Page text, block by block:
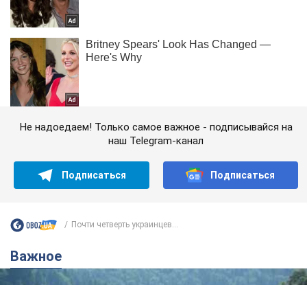
Не надоедаем! Только самое важное - подписывайся на
наш Telegram-канал
Подписаться Подписаться
Почти четверть украинцев...
Важное